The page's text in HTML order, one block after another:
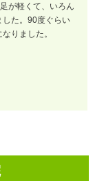
が軽くて、いろん
した。90度ぐらい
りました。